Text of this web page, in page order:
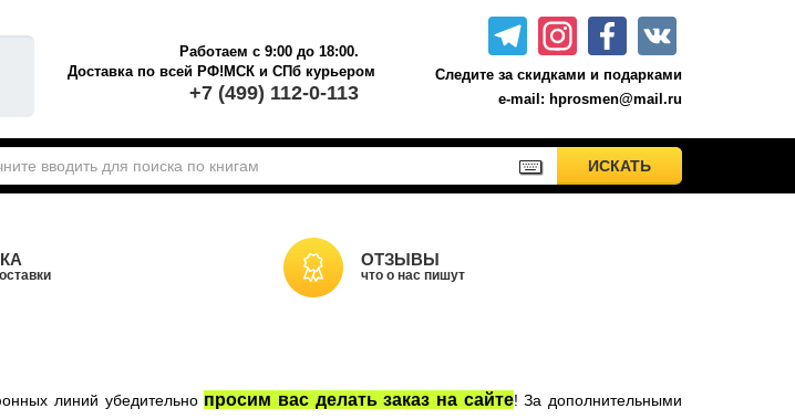
Работаем с 9:00 до 18:00.
Доставка по всей РФ!МСК и СПб курьером.
+7 (499) 112-0-113
Следите за скидками и подарками
e-mail: hprosmen@mail.ru
Гарри Поттер на английском
Сладости Jelly Belly
ИСКАТЬИСКАТЬ
ОТЗЫВЫ
что о нас пишут
линий убедительно просим вас делать заказ на сайте! За дополнительными